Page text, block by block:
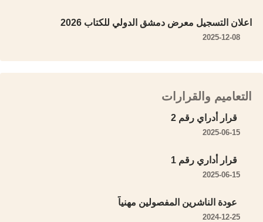
اعلان التسجيل معرض دمشق الدولي للكتاب 2026
2025-12-08
التعاميم والقرارات
قرار أدراي رقم 2
2025-06-15
قرار أداري رقم 1
2025-06-15
عودة الناشرين المفصولين مهنياً
2024-12-25